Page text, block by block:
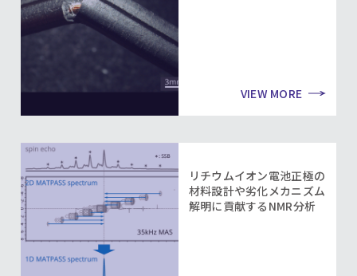
VIEW MORE
リチウムイオン電池正極の
材料設計や劣化メカニズム
解明に貢献するNMR分析